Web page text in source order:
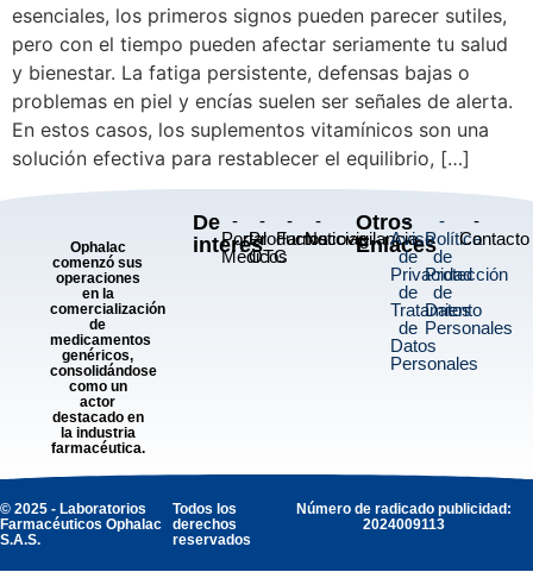
esenciales, los primeros signos pueden parecer sutiles,
pero con el tiempo pueden afectar seriamente tu salud
y bienestar. La fatiga persistente, defensas bajas o
problemas en piel y encías suelen ser señales de alerta.
En estos casos, los suplementos vitamínicos son una
solución efectiva para restablecer el equilibrio, […]
Ophalac
comenzó sus
operaciones
en la
comercialización
de
medicamentos
genéricos,
consolidándose
como un
actor
destacado en
la industria
farmacéutica.
De
interés
-
Portal
Médicos
-
Productos
OTC
-
Farmacovigilancia
-
Noticias
Otros
Enlaces
-
Aviso
de
Privacidad
de
Tratamiento
de
Datos
Personales
-
Política
de
Protección
de
Datos
Personales
-
Contacto
Todos los
derechos
reservados
© 2025 - Laboratorios
Farmacéuticos Ophalac
S.A.S.
Número de radicado publicidad:
2024009113